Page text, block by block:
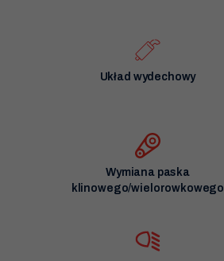
Układ wydechowy
Wymiana paska
klinowego/wielorowkowego